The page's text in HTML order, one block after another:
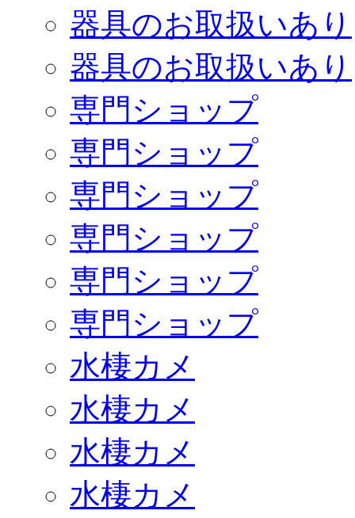
器具のお取扱いあり
器具のお取扱いあり
専門ショップ
専門ショップ
専門ショップ
専門ショップ
専門ショップ
専門ショップ
水棲カメ
水棲カメ
水棲カメ
水棲カメ